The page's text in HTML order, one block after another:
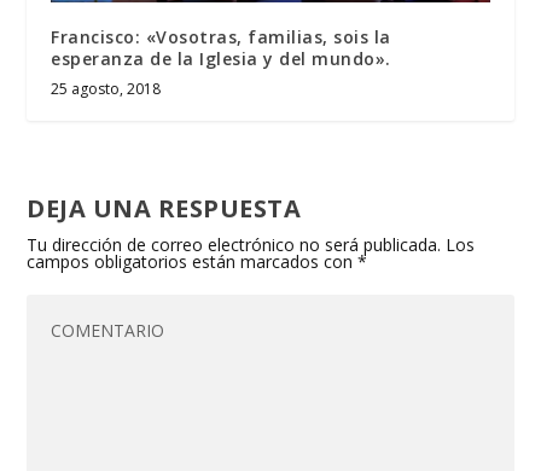
Francisco: «Vosotras, familias, sois la
esperanza de la Iglesia y del mundo».
25 agosto, 2018
DEJA UNA RESPUESTA
Tu dirección de correo electrónico no será publicada. Los
campos obligatorios están marcados con*